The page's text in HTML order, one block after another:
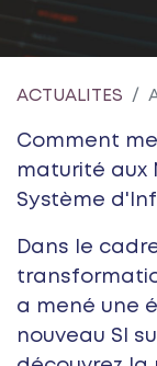
ACTUALITES
Comment
maturité aux
Système
Dans le
a mené une
nouveau SI